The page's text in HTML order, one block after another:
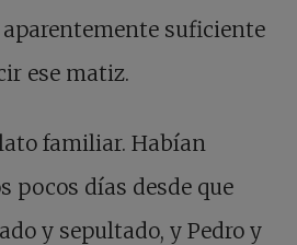
aparentemente suficiente
ese matiz.
familiar. Habían
pocos días desde que
y sepultado, y Pedro y